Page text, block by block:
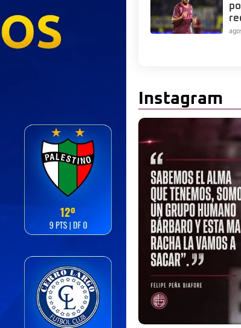
Instagram